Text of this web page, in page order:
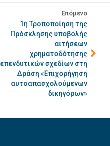
Επόμενο
1η Τροποποίηση της
Πρόσκλησης υποβολής
αιτήσεων
χρηματοδότησης
επενδυτικών σχεδίων στη
Δράση «Επιχορήγηση
αυτοαπασχολούμενων
δικηγόρων»